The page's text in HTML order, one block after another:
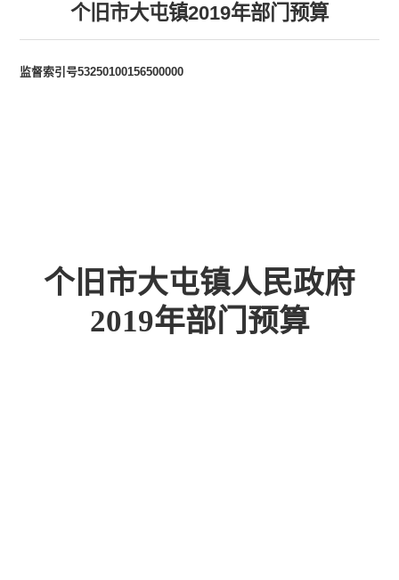
个旧市大屯镇2019年部门预算
监督索引号53250100156500000
个旧市大屯镇人民政府
2019年部门预算